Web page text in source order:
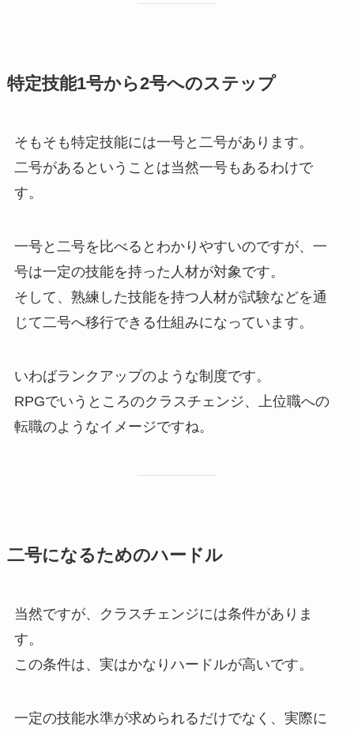
特定技能1号から2号へのステップ
そもそも特定技能には一号と二号があります。
二号があるということは当然一号もあるわけで
す。
一号と二号を比べるとわかりやすいのですが、一
号は一定の技能を持った人材が対象です。
そして、熟練した技能を持つ人材が試験などを通
じて二号へ移行できる仕組みになっています。
いわばランクアップのような制度です。
RPGでいうところのクラスチェンジ、上位職への
転職のようなイメージですね。
二号になるためのハードル
当然ですが、クラスチェンジには条件がありま
す。
この条件は、実はかなりハードルが高いです。
一定の技能水準が求められるだけでなく、実際に